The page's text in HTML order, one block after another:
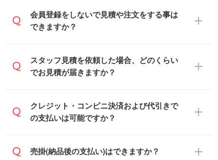
会員登録をしないで見積や注文をする事は
できますか？
可能です。見積・注文フォームにて『ゲス
トのまま進む』ボタンからお進みのうえ、
スタッフ見積を依頼した場合、どのくらい
でお見積が届きますか？
通常、翌営業日までにお送りしておりま
す。混雑状況によっては、お時間をいただ
翌営業日以降のご連絡となります。
クレジット・コンビニ決済および代引きで
の支払いは可能ですか？
銀行振込のみのご対応となります。
売掛(納品後の支払い)はできますか？